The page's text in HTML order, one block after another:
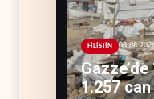
FİLİSTİN
Gazze’de
1.257 can